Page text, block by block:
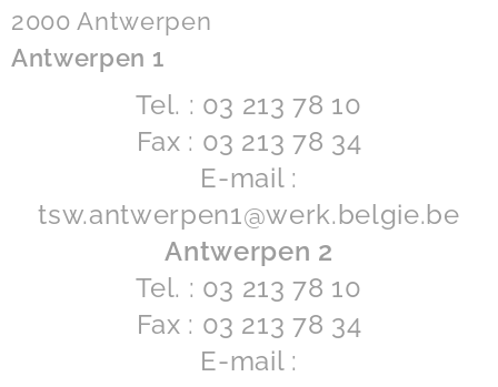
2000 Antwerpen
Antwerpen 1
Tel. : 03 213 78 10
Fax : 03 213 78 34
E-mail :
tsw.antwerpen1@werk.belgie.be
Antwerpen 2
Tel. : 03 213 78 10
Fax : 03 213 78 34
E-mail :